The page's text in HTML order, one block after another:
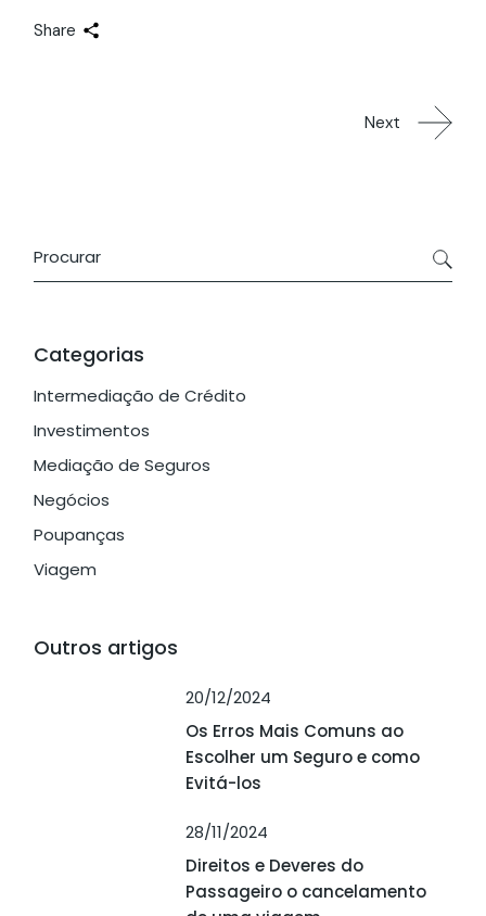
Share
Next
Categorias
Intermediação de Crédito
Investimentos
Mediação de Seguros
Negócios
Poupanças
Viagem
Outros artigos
20/12/2024
Os Erros Mais Comuns ao
Escolher um Seguro e como
Evitá-los
28/11/2024
Direitos e Deveres do
Passageiro o cancelamento